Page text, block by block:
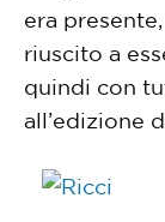
era
riuscito a
quindi con
all’edizione